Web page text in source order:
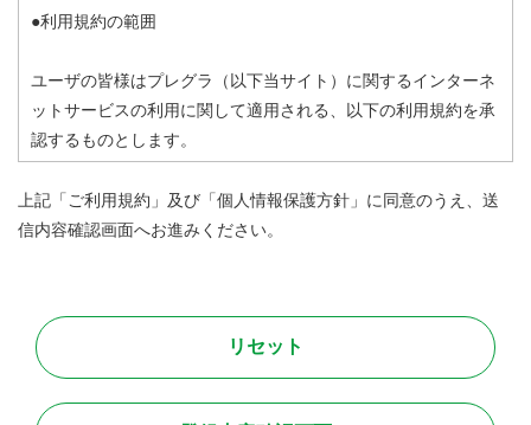
●利用規約の範囲
ユーザの皆様はプレグラ（以下当サイト）に関するインターネ
ットサービスの利用に関して適用される、以下の利用規約を承
認するものとします。
この利用規約の他、当サイトからリンクされた他サイト、また
利用する個別サービスの利用規約（本利用規約では網羅できな
●禁止行為
上記「ご利用規約」及び「個人情報保護方針」に同意のうえ、送
信内容確認画面へお進みください。